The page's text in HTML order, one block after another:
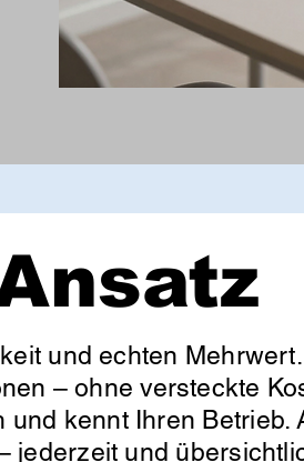
und echten
– ohne versteckte
kennt Ihren Betrieb.
jederzeit und